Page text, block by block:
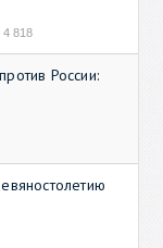
4 818
России: